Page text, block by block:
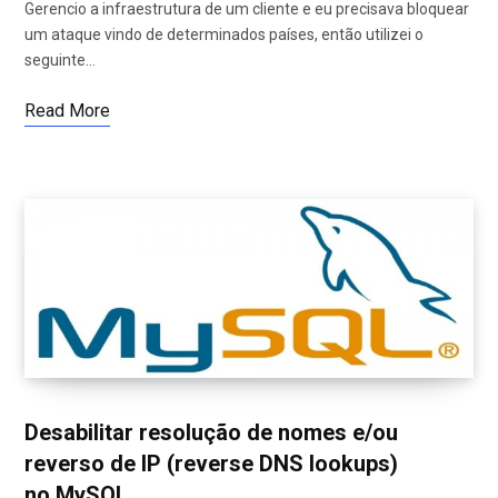
Gerencio a infraestrutura de um cliente e eu precisava bloquear
um ataque vindo de determinados países, então utilizei o
seguinte…
Read More
Desabilitar resolução de nomes e/ou
reverso de IP (reverse DNS lookups)